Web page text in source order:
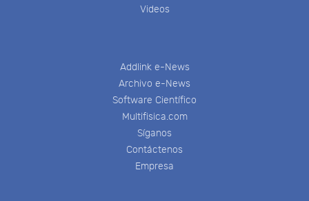
Videos
Addlink e-News
Archivo e-News
Software Científico
Multifisica.com
Síganos
Contáctenos
Empresa